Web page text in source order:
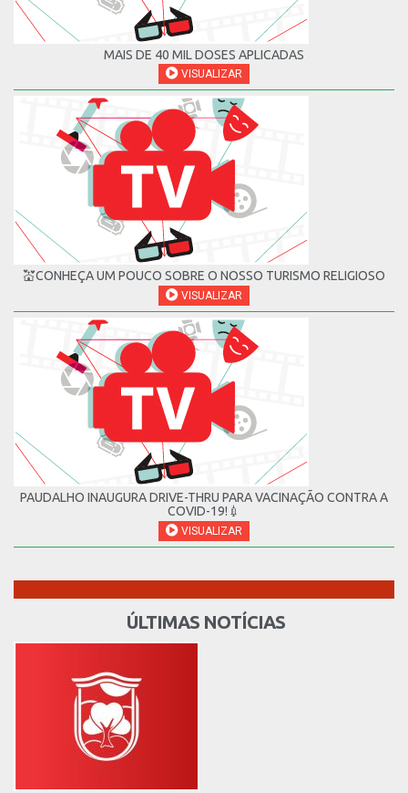
MAIS DE 40 MIL DOSES APLICADAS
VISUALIZAR
💒CONHEÇA UM POUCO SOBRE O NOSSO TURISMO RELIGIOSO
VISUALIZAR
PAUDALHO INAUGURA DRIVE-THRU PARA VACINAÇÃO CONTRA A
COVID-19!💉
VISUALIZAR
ÚLTIMAS NOTÍCIAS